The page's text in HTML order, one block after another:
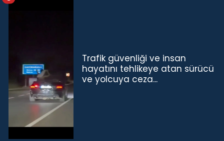
Trafik güvenliği ve insan
hayatını tehlikeye atan sürücü
ve yolcuya ceza...